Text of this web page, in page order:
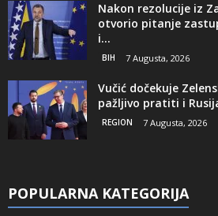
Nakon rezolucije iz
otvorio pitanje
i...
BIH 7 Augusta, 2026
Vučić dočekuje
pažljivo pratiti i
REGION 7 Augusta, 2026
POPULARNA KATEGORIJA